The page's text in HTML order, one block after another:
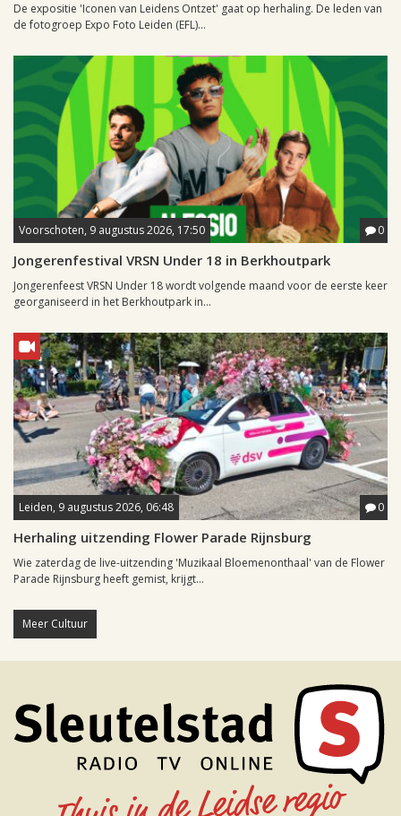
De expositie 'Iconen van Leidens Ontzet' gaat op herhaling. De leden van
de fotogroep Expo Foto Leiden (EFL)...
Voorschoten, 9 augustus 2026, 17:50 0
Jongerenfestival VRSN Under 18 in Berkhoutpark
Jongerenfeest VRSN Under 18 wordt volgende maand voor de eerste keer
georganiseerd in het Berkhoutpark in...
Leiden, 9 augustus 2026, 06:48 0
Herhaling uitzending Flower Parade Rijnsburg
Wie zaterdag de live-uitzending 'Muzikaal Bloemenonthaal' van de Flower
Parade Rijnsburg heeft gemist, krijgt...
Meer Cultuur